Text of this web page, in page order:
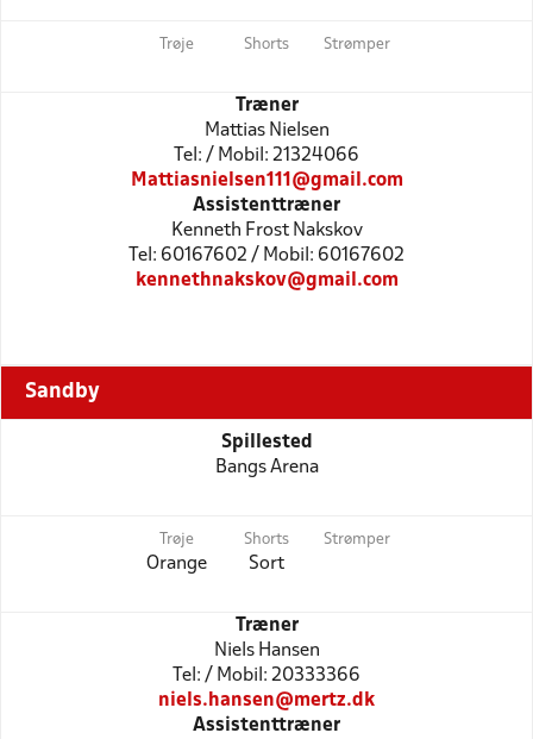
Trøje Shorts Strømper
Træner
Mattias Nielsen
Tel: / Mobil: 21324066
Mattiasnielsen111@gmail.com
Assistenttræner
Kenneth Frost Nakskov
Tel: 60167602 / Mobil: 60167602
kennethnakskov@gmail.com
Sandby
Spillested
Bangs Arena
Trøje
Orange
Shorts
Sort
Strømper
Træner
Niels Hansen
Tel: / Mobil: 20333366
niels.hansen@mertz.dk
Assistenttræner